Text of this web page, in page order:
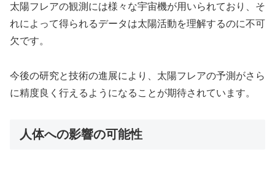
太陽フレアの観測には様々な宇宙機が用いられており、そ
れによって得られるデータは太陽活動を理解するのに不可
欠です。
今後の研究と技術の進展により、太陽フレアの予測がさら
に精度良く行えるようになることが期待されています。
人体への影響の可能性